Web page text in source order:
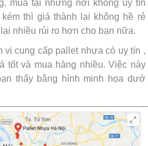
mua tại những nơi không uy tín
thì giá thành lại không hề rẻ
nhiều rủi ro hơn cho bạn nữa.
vị cung cấp pallet nhựa có uy tín ,
tốt và mua hàng nhiều. Việc này
thấy bằng hình minh họa dướ